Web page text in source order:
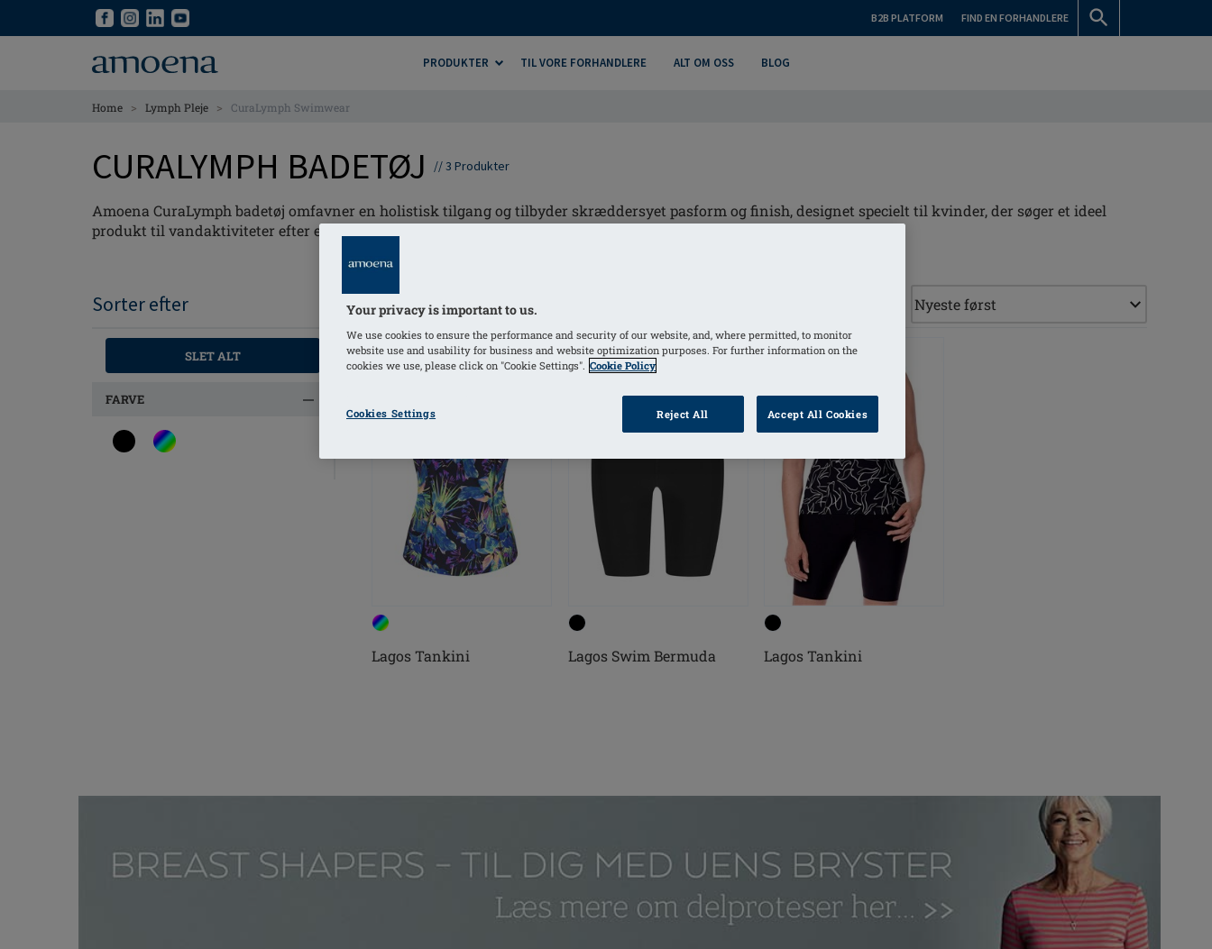
B2B PLATFORM FIND EN FORHANDLERE
PRODUKTER TIL VORE FORHANDLERE ALT OM OSS BLOG
Home > Lymph Pleje > CuraLymph Swimwear
CURALYMPH BADETØJ //3 Produkter
Amoena CuraLymph badetøj omfavner en holistisk tilgang og tilbyder skræddersyet pasform og finish, designet specielt til kvinder, der søger et ideel
produkt til vandaktiviteter efter en lymfødem diagnose.
Sorter efter
SLET ALT
FARVE
Lagos Tankini Lagos Swim Bermuda Lagos Tankini
Your privacy is important to us.
We use cookies to ensure the performance and security of our website, and, where permitted, to monitor
website use and usability for business and website optimization purposes. For further information on the
cookies we use, please click on "Cookie Settings". Cookie Policy
Cookies Settings Reject All Accept All Cookies